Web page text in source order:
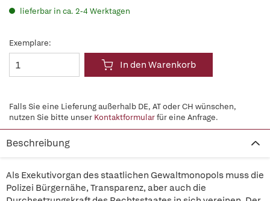
lieferbar in ca. 2-4 Werktagen
Exemplare:
In den Warenkorb
Falls Sie eine Lieferung außerhalb DE, AT oder CH wünschen,
nutzen Sie bitte unser Kontaktformularfür eine Anfrage.
Beschreibung
Als Exekutivorgan des staatlichen Gewaltmonopols muss die
Polizei Bürgernähe, Transparenz, aber auch die